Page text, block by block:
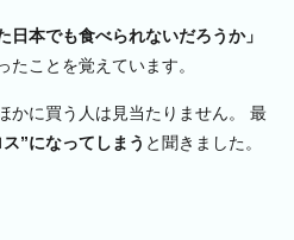
日本でも食べられないだろうか」
たことを覚えています。
かに買う人は見当たりません。 最
ス”になってしまう と聞きました。